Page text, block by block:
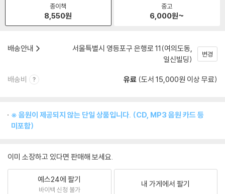
종이책
8,550원
중고
6,000원~
배송안내
서울특별시 영등포구 은행로 11(여의도동,
일신빌딩)
변경
배송비 유료 (도서 15,000원 이상 무료)
※ 음원이 제공되지 않는 단일 상품입니다. (CD, MP3 음원 카드 등
미포함)
이미 소장하고 있다면 판매해 보세요.
예스24에 팔기
바이백 신청 불가
내 가게에서 팔기